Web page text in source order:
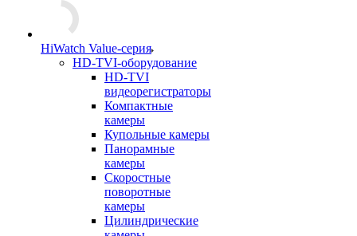
HiWatch Value-серия
HD-TVI-оборудование
HD-TVI
видеорегистраторы
Компактные
камеры
Купольные камеры
Панорамные
камеры
Скоростные
поворотные
камеры
Цилиндрические